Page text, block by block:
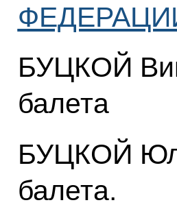
БУЦКОЙ
балета
БУЦКОЙ
балета.